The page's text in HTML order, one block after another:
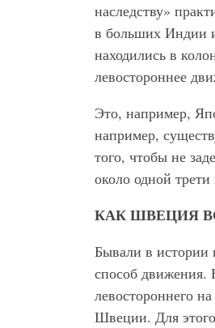
наследству»
в больших Индии и
находились в
левостороннее
Это, например,
например,
того, чтобы не
около одной трети
КАК ШВЕЦИЯ
Бывали в истории
способ движения.
левостороннего
Швеции. Для